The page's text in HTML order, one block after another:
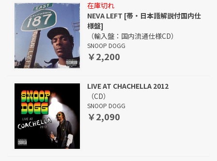
在庫切れ
NEVA LEFT [帯・日本語解説付国内仕
様盤]
（輸入盤：国内流通仕様CD）
SNOOP DOGG
￥2,200
LIVE AT CHACHELLA 2012
（CD）
SNOOP DOGG
￥2,090